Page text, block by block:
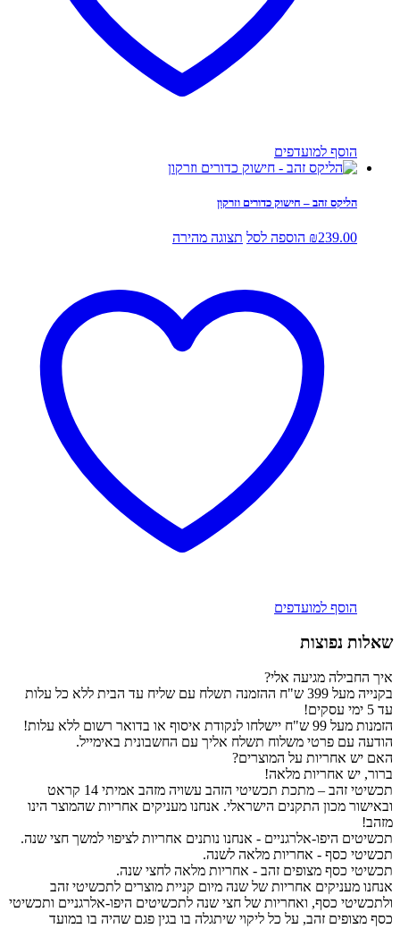
הוסף למועדפים
הליקס זהב – חישוק כדורים וזרקון
₪239.00 הוספה לסל תצוגה מהירה
הוסף למועדפים
שאלות נפוצות
איך החבילה מגיעה אלי?
בקנייה מעל 399 ש"ח ההזמנה תשלח עם שליח עד הבית ללא כל עלות
עד 5 ימי עסקים!
הזמנות מעל 99 ש"ח יישלחו לנקודת איסוף או בדואר רשום ללא עלות!
הודעה עם פרטי משלוח תשלח אליך עם החשבונית באימייל.
האם יש אחריות על המוצרים?
ברור, יש אחריות מלאה!
תכשיטי זהב – מתכת תכשיטי הזהב עשויה מזהב אמיתי 14 קראט
ובאישור מכון התקנים הישראלי. אנחנו מעניקים אחריות שהמוצר הינו
מזהב!
תכשיטים היפו-אלרגניים - אנחנו נותנים אחריות לציפוי למשך חצי שנה.
תכשיטי כסף - אחריות מלאה לשנה.
תכשיטי כסף מצופים זהב - אחריות מלאה לחצי שנה.
אנחנו מעניקים אחריות של שנה מיום קניית מוצרים לתכשיטי זהב
ולתכשיטי כסף, ואחריות של חצי שנה לתכשיטים היפו-אלרגניים ותכשיטי
כסף מצופים זהב, על כל ליקוי שיתגלה בו בגין פגם שהיה בו במועד